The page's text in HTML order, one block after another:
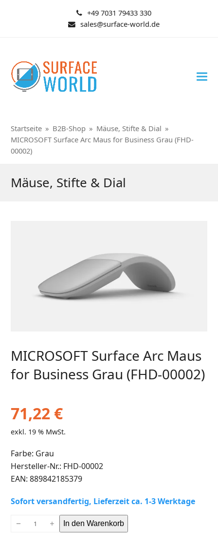
+49 7031 79433 330
sales@surface-world.de
Startseite » B2B-Shop » Mäuse, Stifte & Dial »
MICROSOFT Surface Arc Maus for Business Grau (FHD-
00002)
Mäuse, Stifte & Dial
MICROSOFT Surface Arc Maus
for Business Grau (FHD-00002)
71,22 €
exkl. 19 % MwSt.
Farbe: Grau
Hersteller-Nr.: FHD-00002
EAN: 889842185379
Sofort versandfertig, Lieferzeit ca. 1-3 Werktage
MICROSOFT
In den Warenkorb